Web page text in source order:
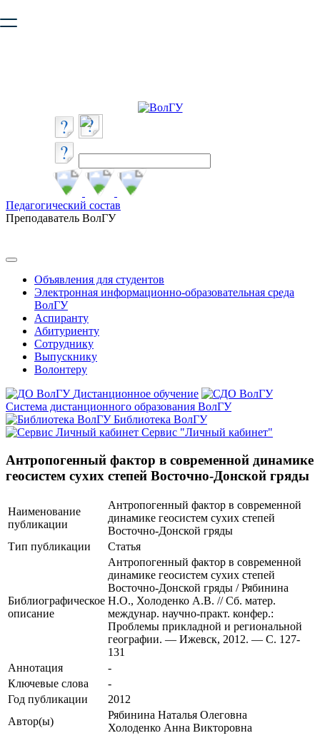
безопасную работу с сайтом. Пожалуйста
Педагогический состав
Преподаватель ВолГУ
Объявления для студентов
Электронная информационно-образовательная среда
ВолГУ
Аспиранту
Абитуриенту
Сотруднику
Выпускнику
Волонтеру
Дистанционное обучение
Система дистанционного образования ВолГУ
Библиотека ВолГУ
Сервис "Личный кабинет"
Антропогенный фактор в современной динамике
геосистем сухих степей Восточно-Донской гряды
Наименование
публикации
Антропогенный фактор в современной
динамике геосистем сухих степей
Восточно-Донской гряды
Тип публикации
Статья
Библиографическое
описание
Антропогенный фактор в современной
динамике геосистем сухих степей
Восточно-Донской гряды / Рябинина
Н.О., Холоденко А.В. // Сб. матер.
междунар. научно-практ. конфер.:
Проблемы прикладной и региональной
географии. — Ижевск, 2012. — С. 127-
131
Аннотация
-
Ключевые cлова
-
Год публикации
2012
Автор(ы)
Рябинина Наталья Олеговна
Холоденко Анна Викторовна